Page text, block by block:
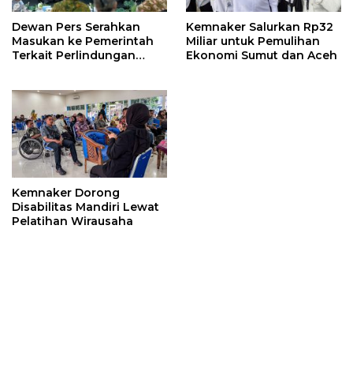
Dewan Pers Serahkan
Masukan ke Pemerintah
Terkait Perlindungan
Kemnaker Salurkan Rp32
Miliar untuk Pemulihan
Ekonomi Sumut dan Aceh
Kemnaker Dorong
Disabilitas Mandiri Lewat
Pelatihan Wirausaha